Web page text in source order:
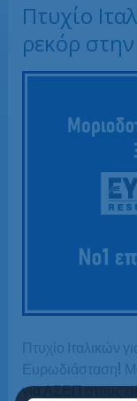
Πτυχίο
ρεκόρ
Πτυχίο Ιταλικών
Ευρωδιάσταση!
για ΑΣΕΠ στους